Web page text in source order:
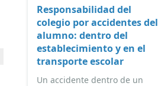
Responsabilidad del
colegio por accidentes del
alumno: dentro del
establecimiento y en el
transporte escolar
Un accidente dentro de un